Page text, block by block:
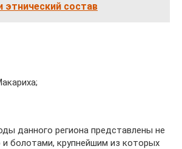
этнический состав
данного региона представлены не
и болотами, крупнейшим из которых